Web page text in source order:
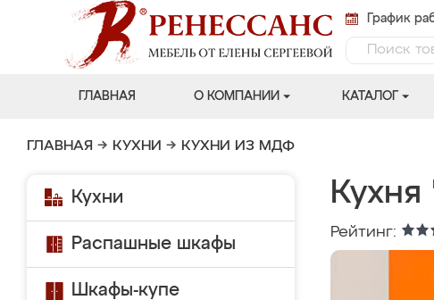
График
ГЛАВНАЯ О КОМПАНИИ КАТАЛОГ
ГЛАВНАЯ → КУХНИ → КУХНИ ИЗ МДФ
Кухни
Распашные шкафы
Шкафы-купе
Рейтинг: